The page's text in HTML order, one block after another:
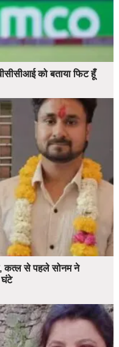
को बताया फिट हूँ
कत्ल से पहले सोनम ने
घंटे